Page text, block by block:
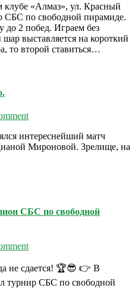
клубе «Алмаз», ул. Красный
СБС по свободной пирамиде.
2 побед. Играем без
выставляется на короткий
то второй ставиться…
интереснейший матч
Мироновой. Зрелище, на
СБС по свободной
не сдается! 🏆😎 👉 В
турнир СБС по свободной